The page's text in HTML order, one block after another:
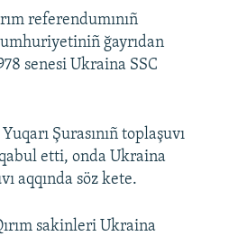
referendumınıñ
ğayrıdan
senesi Ukraina SSC
Şurasınıñ toplaşuvı
etti, onda Ukraina
aqqında söz kete.
sakinleri Ukraina